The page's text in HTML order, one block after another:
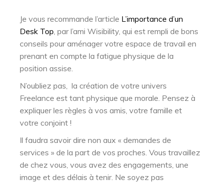
Je vous recommande l’article L’importance d’un
Desk Top, par l’ami Wisibility, qui est rempli de bons
conseils pour aménager votre espace de travail en
prenant en compte la fatigue physique de la
position assise.
N’oubliez pas, la création de votre univers
Freelance est tant physique que morale. Pensez à
expliquer les règles à vos amis, votre famille et
votre conjoint !
Il faudra savoir dire non aux « demandes de
services » de la part de vos proches. Vous travaillez
de chez vous, vous avez des engagements, une
image et des délais à tenir. Ne soyez pas